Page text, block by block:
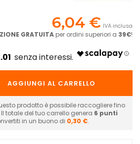
6,04 € IVA inclusa
GRATUITA per ordini superiori a 39€!
AGGIUNGI AL CARRELLO
prodotto è possibile raccogliere fino
Il totale del tuo carrello genera 6 punti
in un buono di 0,30 €.